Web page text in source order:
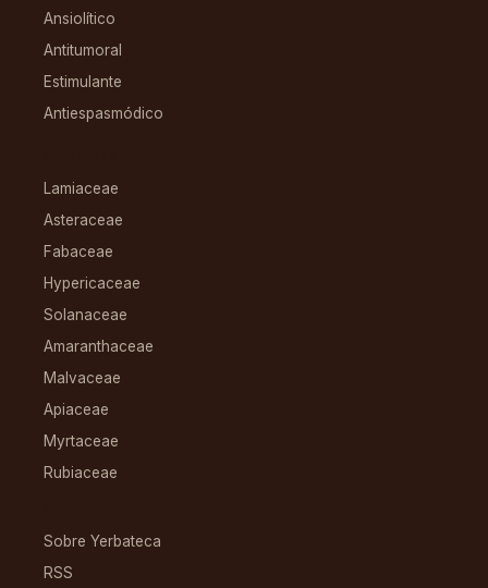
Ansiolítico
Antitumoral
Estimulante
Antiespasmódico
Lamiaceae
Asteraceae
Fabaceae
Hypericaceae
Solanaceae
Amaranthaceae
Malvaceae
Apiaceae
Myrtaceae
Rubiaceae
Sobre Yerbateca
RSS